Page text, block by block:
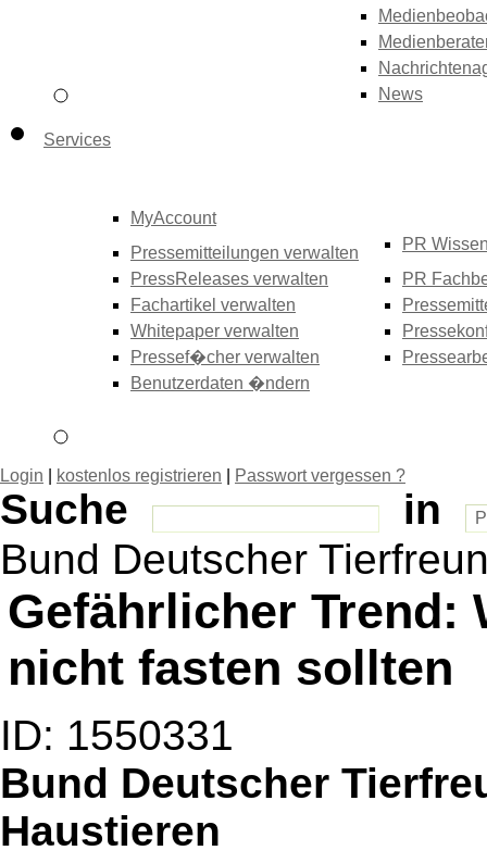
News
Services
MyAccount
Pressemitteilungen verwalten
PressReleases verwalten
Fachartikel verwalten
Whitepaper verwalten
Pressef�cher verwalten
Benutzerdaten �ndern
PR
PR
Login kostenlos registrieren Passwort vergessen ?
Suche
in
Bund Deutscher
Gefährlicher Trend:
nicht fasten sollten
ID: 1550331
Bund Deutscher
Haustieren